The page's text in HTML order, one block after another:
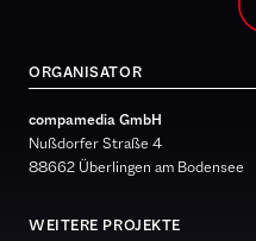
ORGANISATOR
compamedia GmbH
Nußdorfer Straße 4
88662 Überlingen am Bodensee
WEITERE PROJEKTE